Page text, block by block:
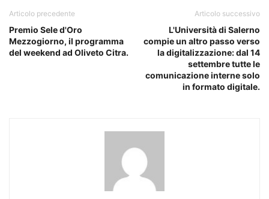
Articolo precedente
Premio Sele d'Oro
Mezzogiorno, il programma
del weekend ad Oliveto Citra.
Articolo successivo
L'Università di Salerno
compie un altro passo verso
la digitalizzazione: dal 14
settembre tutte le
comunicazione interne solo
in formato digitale.